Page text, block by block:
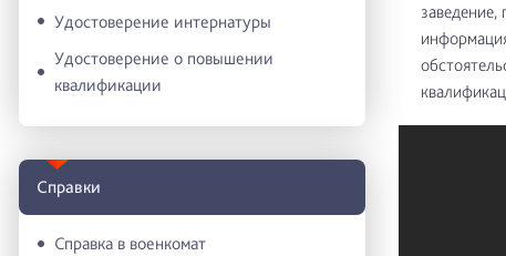
Удостоверение интернатуры
Удостоверение о повышении
квалификации
Справки
Справка в военкомат